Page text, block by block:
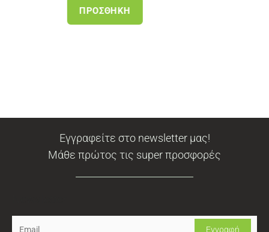
Εγγραφείτε στο newsletter μας!
Μάθε πρώτος τις super προσφορές